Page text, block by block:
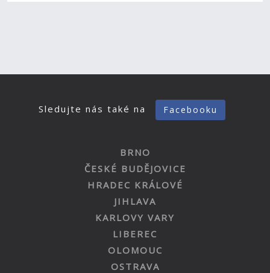
Sledujte nás také na Facebooku
BRNO
ČESKÉ BUDĚJOVICE
HRADEC KRÁLOVÉ
JIHLAVA
KARLOVY VARY
LIBEREC
OLOMOUC
OSTRAVA